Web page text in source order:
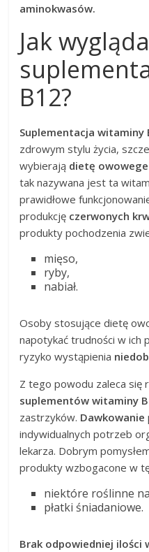
aminokwasów.
Jak wygląda
B12?
Suplementacja witaminy
zdrowym stylu życia,
wybierają dietę
tak nazywana jest ta
prawidłowe
produkcję czerwonych
produkty pochodzenia
mięso,
ryby,
nabiał.
Osoby stosujące dietę
napotykać trudności w ich
ryzyko wystąpienia
Z tego powodu zaleca się
suplementów witaminy
zastrzyków. Dawkowanie
indywidualnych potrzeb
lekarza. Dobrym
produkty wzbogacone w
niektóre roślinne
płatki śniadaniowe.
Brak odpowiedniej ilości